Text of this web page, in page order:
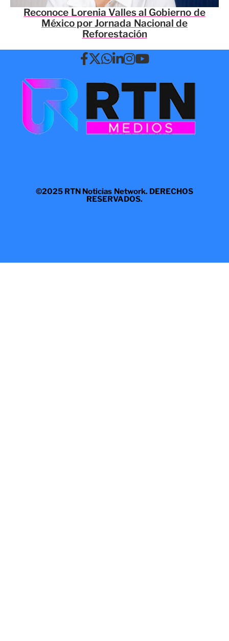
Reconoce Lorenia Valles al Gobierno de
México por Jornada Nacional de
Reforestación
©2025 RTN Noticias Network. DERECHOS
RESERVADOS.